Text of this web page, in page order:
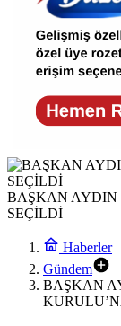
BAŞKAN AYDIN
SEÇİLDİ
Haberler
Gündem
BAŞKAN